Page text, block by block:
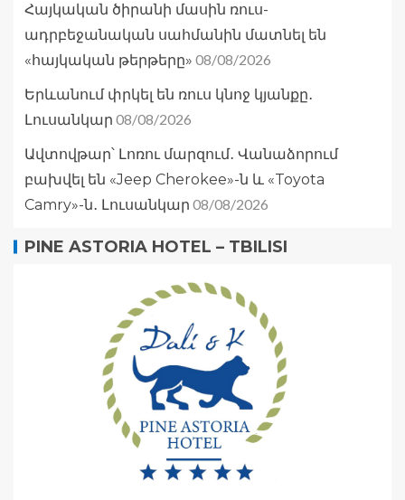
Հայկական ծիրանի մասին ռուս-
ադրբեջանական սահմանին մատնել են
«հայկական թերթերը» 08/08/2026
Երևանում փրկել են ռուս կնոջ կյանքը․
Լուսանկար 08/08/2026
Ավտովթար՝ Լոռու մարզում․ Վանաձորում
բախվել են «Jeep Cherokee»-ն և «Toyota
Camry»-ն․ Լուսանկար 08/08/2026
PINE ASTORIA HOTEL – TBILISI